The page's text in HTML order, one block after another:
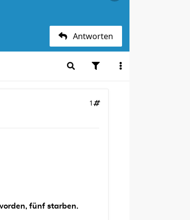
Antworten
1
fünf starben.